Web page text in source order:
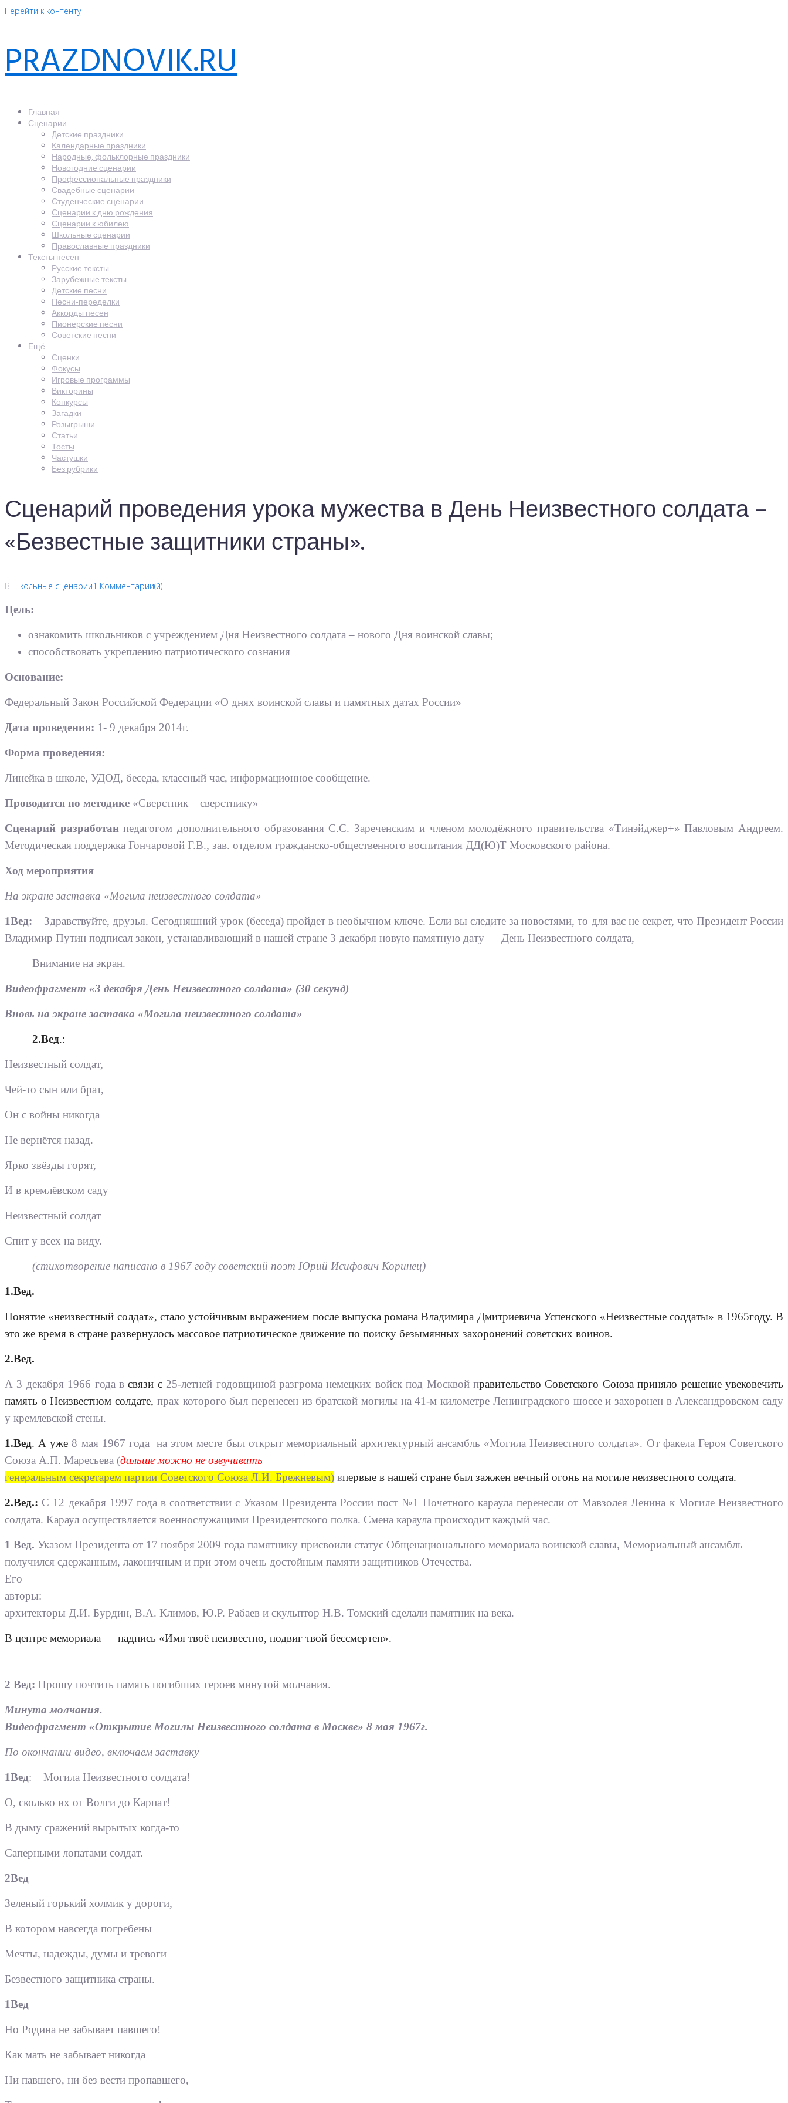
Перейти к контенту
PRAZDNOVIK.RU
Главная
Сценарии
Детские праздники
Календарные праздники
Народные, фольклорные праздники
Новогодние сценарии
Профессиональные праздники
Свадебные сценарии
Студенческие сценарии
Сценарии к дню рождения
Сценарии к юбилею
Школьные сценарии
Православные праздники
Тексты песен
Русские тексты
Зарубежные тексты
Детские песни
Песни-переделки
Аккорды песен
Пионерские песни
Советские песни
Ещё
Сценки
Фокусы
Игровые программы
Викторины
Конкурсы
Загадки
Розыгрыши
Статьи
Тосты
Частушки
Без рубрики
Сценарий проведения урока мужества в День Неизвестного солдата –
«Безвестные защитники страны».
В Школьные сценарии1 Комментарии(й)
Цель:
ознакомить школьников с учреждением Дня Неизвестного солдата – нового Дня воинской славы;
способствовать укреплению патриотического сознания
Основание:
Федеральный Закон Российской Федерации «О днях воинской славы и памятных датах России»
Дата проведения: 1- 9 декабря 2014г.
Форма проведения:
Линейка в школе, УДОД, беседа, классный час, информационное сообщение.
Проводится по методике «Сверстник – сверстнику»
Сценарий разработанпедагогом дополнительного образования С.С. Зареченским и членом молодёжного правительства «Тинэйджер+» Павловым Андреем.
Методическая поддержка Гончаровой Г.В., зав. отделом гражданско-общественного воспитания ДД(Ю)Т Московского района.
Ход мероприятия
На экране заставка «Могила неизвестного солдата»
1Вед: Здравствуйте, друзья. Сегодняшний урок (беседа) пройдет в необычном ключе. Если вы следите за новостями, то для вас не секрет, что Президент России
Владимир Путин подписал закон, устанавливающий в нашей стране 3 декабря новую памятную дату — День Неизвестного солдата,
Внимание на экран.
Видеофрагмент «3 декабря День Неизвестного солдата» (30 секунд)
Вновь на экране заставка «Могила неизвестного солдата»
2.Вед.:
Неизвестный солдат,
Чей-то сын или брат,
Он с войны никогда
Не вернётся назад.
Ярко звёзды горят,
И в кремлёвском саду
Неизвестный солдат
Спит у всех на виду.
(стихотворение написано в 1967 году советский поэт Юрий Исифович Коринец)
1.Вед.
Понятие «неизвестный солдат», стало устойчивым выражением после выпуска романа Владимира Дмитриевича Успенского «Неизвестные солдаты» в 1965году. В
это же время в стране развернулось массовое патриотическое движение по поиску безымянных захоронений советских воинов.
2.Вед.
А 3 декабря 1966 года в связи с 25-летней годовщиной разгрома немецких войск под Москвой правительство Советского Союза приняло решение увековечить
память о Неизвестном солдате, прах которого был перенесен из братской могилы на 41-м километре Ленинградского шоссе и захоронен в Александровском саду
у кремлевской стены.
1.Вед. А уже8 мая 1967 года на этом месте был открыт мемориальный архитектурный ансамбль «Могила Неизвестного солдата». От факела Героя Советского
Союза А.П. Маресьева (дальше можно не озвучивать
генеральным секретарем партии Советского Союза Л.И. Брежневым) впервые в нашей стране был зажжен вечный огонь на могиле неизвестного солдата.
2.Вед.: С 12 декабря 1997 года в соответствии с Указом Президента России пост №1 Почетного караула перенесли от Мавзолея Ленина к Могиле Неизвестного
солдата. Караул осуществляется военнослужащими Президентского полка. Смена караула происходит каждый час.
1 Вед. Указом Президента от 17 ноября 2009 года памятнику присвоили статус Общенационального мемориала воинской славы, Мемориальный ансамбль
получился сдержанным, лаконичным и при этом очень достойным памяти защитников Отечества.
Его
авторы:
архитекторы Д.И. Бурдин, В.А. Климов, Ю.Р. Рабаев и скульптор Н.В. Томский сделали памятник на века.
В центре мемориала — надпись «Имя твоё неизвестно, подвиг твой бессмертен».
2 Вед: Прошу почтить память погибших героев минутой молчания.
Минута молчания.
Видеофрагмент «Открытие Могилы Неизвестного солдата в Москве» 8 мая 1967г.
По окончании видео, включаем заставку
1Вед: Могила Неизвестного солдата!
О, сколько их от Волги до Карпат!
В дыму сражений вырытых когда-то
Саперными лопатами солдат.
2Вед
Зеленый горький холмик у дороги,
В котором навсегда погребены
Мечты, надежды, думы и тревоги
Безвестного защитника страны.
1Вед
Но Родина не забывает павшего!
Как мать не забывает никогда
Ни павшего, ни без вести пропавшего,